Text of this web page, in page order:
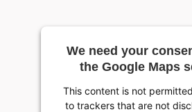
We need your
the Google Maps
This content is not
to trackers that are not